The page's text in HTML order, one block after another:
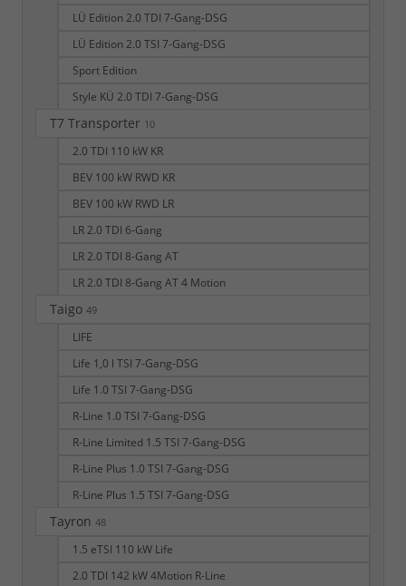
LÜ Edition 2.0 TDI 7-Gang-DSG
LÜ Edition 2.0 TSI 7-Gang-DSG
Sport Edition
Style KÜ 2.0 TDI 7-Gang-DSG
T7 Transporter 10
2.0 TDI 110 kW KR
BEV 100 kW RWD KR
BEV 100 kW RWD LR
LR 2.0 TDI 6-Gang
LR 2.0 TDI 8-Gang AT
LR 2.0 TDI 8-Gang AT 4 Motion
Taigo 49
LIFE
Life 1,0 l TSI 7-Gang-DSG
Life 1.0 TSI 7-Gang-DSG
R-Line 1.0 TSI 7-Gang-DSG
R-Line Limited 1.5 TSI 7-Gang-DSG
R-Line Plus 1.0 TSI 7-Gang-DSG
R-Line Plus 1.5 TSI 7-Gang-DSG
Tayron 48
1.5 eTSI 110 kW Life
2.0 TDI 142 kW 4Motion R-Line